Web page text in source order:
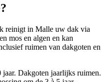
?
reinigt in Malle uw dak via
mos en algen en kan
ruimen van dakgoten en
Dakgoten jaarlijks ruimen.